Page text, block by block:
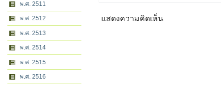
พ.ศ. 2511
พ.ศ. 2512
พ.ศ. 2513
พ.ศ. 2514
พ.ศ. 2515
พ.ศ. 2516
แสดงความคิดเห็น